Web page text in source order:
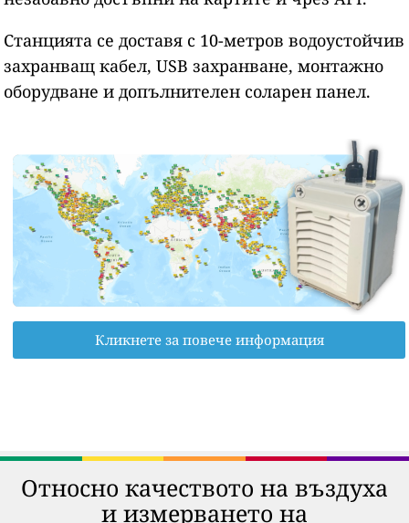
Станцията се доставя с 10-метров водоустойчив
захранващ кабел, USB захранване, монтажно
оборудване и допълнителен соларен панел.
Кликнете за повече информация
Относно качеството на въздуха
и измерването на